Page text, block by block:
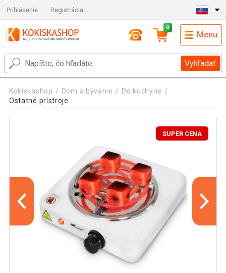
Prihlásenie Registrácia
Vyhľadať
0
Menu
Kokiskashop Dom a bývanie
Do kuchyne
Ostatné prístroje
SUPER CENA